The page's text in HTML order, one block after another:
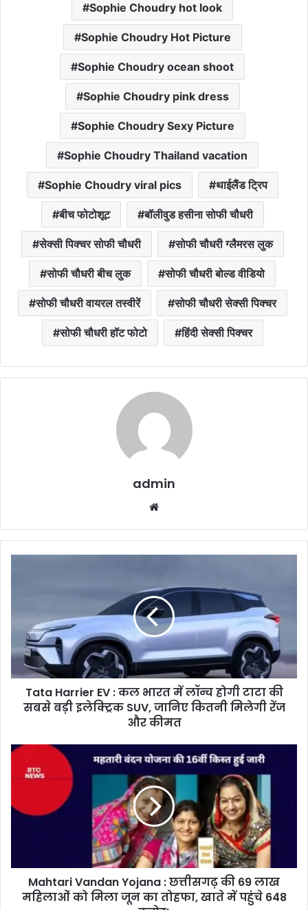
Sophie Choudry hot look
Sophie Choudry Hot Picture
Sophie Choudry ocean shoot
Sophie Choudry pink dress
Sophie Choudry Sexy Picture
Sophie Choudry Thailand vacation
Sophie Choudry viral pics थाईलैंड ट्रिप
बीच फोटोशूट बॉलीवुड हसीना सोफी चौधरी
सेक्सी पिक्चर सोफी चौधरी सोफी चौधरी ग्लैमरस लुक
सोफी चौधरी बीच लुक सोफी चौधरी बोल्ड वीडियो
सोफी चौधरी वायरल तस्वीरें सोफी चौधरी सेक्सी पिक्चर
सोफी चौधरी हॉट फोटो हिंदी सेक्सी पिक्चर
admin
भारत
लॉन्च
होगी
इलेक्ट्रिक
जानिए
मिलेगी
Tata Harrier EV : कल भारत में लॉन्च होगी टाटा की
सबसे बड़ी इलेक्ट्रिक SUV, जानिए कितनी मिलेगी रेंज
और कीमत
Mahtari
Vandan
Yojana
छत्तीसगढ़
महिलाओं
मिला
Mahtari Vandan Yojana : छत्तीसगढ़ की 69 लाख
महिलाओं को मिला जून का तोहफा, खाते में पहुंचे 648